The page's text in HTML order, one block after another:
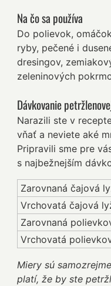
Na čo sa používa
Do polievok,
ryby, pečené i
dresingov,
zeleninových
Dávkovanie
Narazili ste v
vňať a neviete aké
Pripravili sme pre
s najbežnejším
Zarovnaná čajová
Vrchovatá čajová
Zarovnaná
Vrchovatá
Miery sú
platí, že by ste